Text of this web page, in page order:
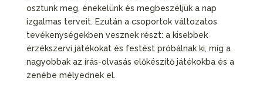
osztunk meg, énekelünk és megbeszéljük a nap
izgalmas terveit. Ezután a csoportok változatos
tevékenységekben vesznek részt: a kisebbek
érzékszervi játékokat és festést próbálnak ki, míg a
nagyobbak az írás-olvasás előkészítő játékokba és a
zenébe mélyednek el.